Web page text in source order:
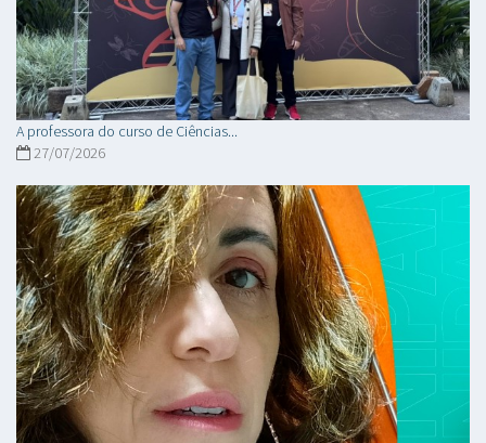
A professora do curso de Ciências...
27/07/2026